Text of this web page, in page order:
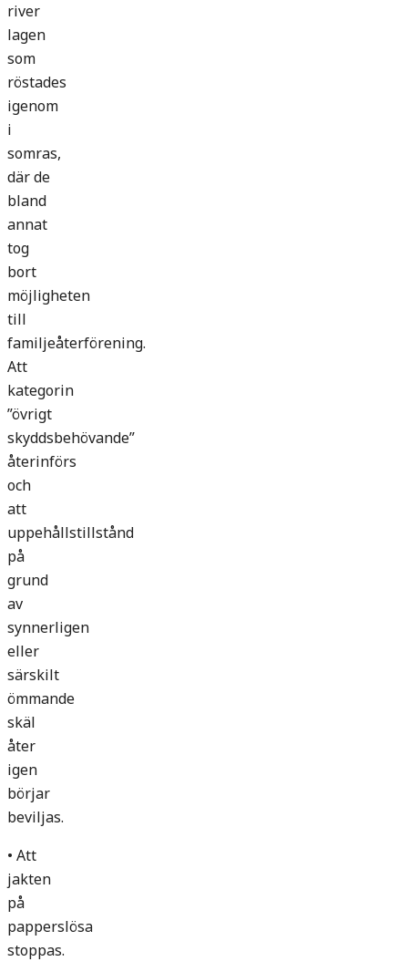
river
lagen
som
röstades
igenom
i
somras,
där de
bland
annat
tog
bort
möjligheten
till
familjeåterförening.
Att
kategorin
”övrigt
skyddsbehövande”
återinförs
och
att
uppehållstillstånd
på
grund
av
synnerligen
eller
särskilt
ömmande
skäl
åter
igen
börjar
beviljas.
• Att
jakten
på
papperslösa
stoppas.